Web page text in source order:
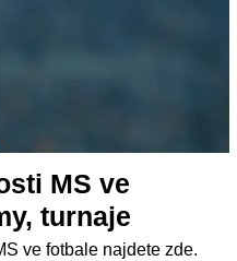
MS ve
turnaje
ve fotbale najdete zde.